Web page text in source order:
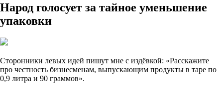
Народ голосует за тайное уменьшение
упаковки
Сторонники левых идей пишут мне с издёвкой: «Расскажите
про честность бизнесменам, выпускающим продукты в таре по
0,9 литра и 90 граммов».